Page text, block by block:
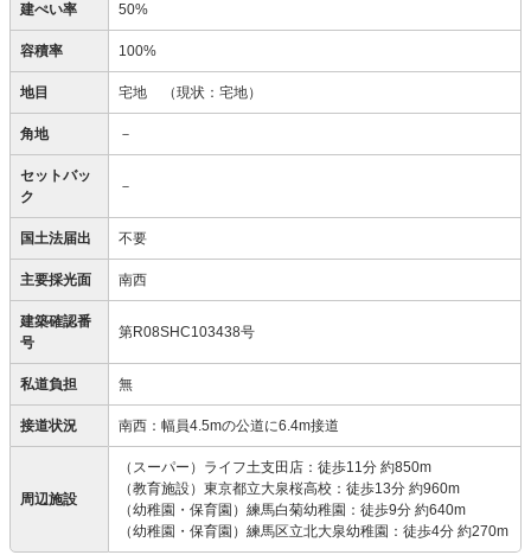
建ぺい率 50%
容積率 100%
地目 宅地 （現状：宅地）
角地 －
セットバッ
ク
－
国土法届出 不要
主要採光面 南西
建築確認番
号
第R08SHC103438号
私道負担 無
接道状況 南西：幅員4.5mの公道に6.4m接道
周辺施設
（スーパー）ライフ土支田店：徒歩11分 約850m
（教育施設）東京都立大泉桜高校：徒歩13分 約960m
（幼稚園・保育園）練馬白菊幼稚園：徒歩9分 約640m
（幼稚園・保育園）練馬区立北大泉幼稚園：徒歩4分 約270m